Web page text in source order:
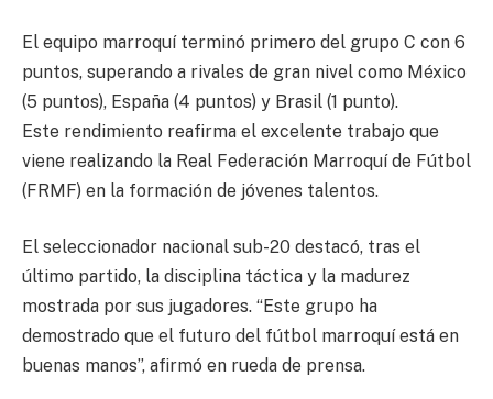
El equipo marroquí terminó primero del grupo C con 6
puntos, superando a rivales de gran nivel como México
(5 puntos), España (4 puntos) y Brasil (1 punto).
Este rendimiento reafirma el excelente trabajo que
viene realizando la Real Federación Marroquí de Fútbol
(FRMF) en la formación de jóvenes talentos.
El seleccionador nacional sub-20 destacó, tras el
último partido, la disciplina táctica y la madurez
mostrada por sus jugadores. “Este grupo ha
demostrado que el futuro del fútbol marroquí está en
buenas manos”, afirmó en rueda de prensa.